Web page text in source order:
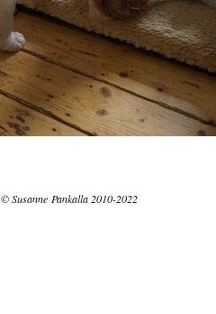
© Susanne Pankalla 2010-2022